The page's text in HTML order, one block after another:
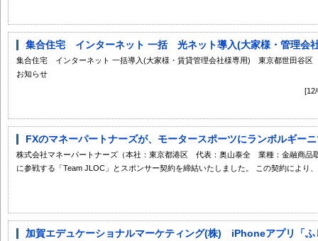
集合住宅 インターネット 一括 光ネット導入(大家様・管理
集合住宅 インターネット 一括導入(大家様・賃貸管理会社様専用) 東京都世田谷
お知らせ
FXのマネーパートナーズが、モータースポーツにランボルギー
株式会社マネーパートナーズ（本社：東京都港区 代表：奥山泰全 業種：金融商品
に参戦する「Team JLOC」とスポンサー契約を締結いたしました。 この契約により
加賀エデュケーショナルマーケティング(株) iPhoneアプリ「ふ